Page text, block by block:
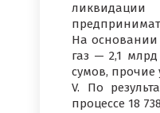
На основании
газ — 2,1
сумов, прочие
V. По
процессе 18